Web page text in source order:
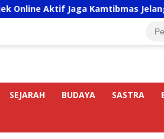
Kamtibmas Jelang HUT RI
SEJARAH BUDAYA SASTRA